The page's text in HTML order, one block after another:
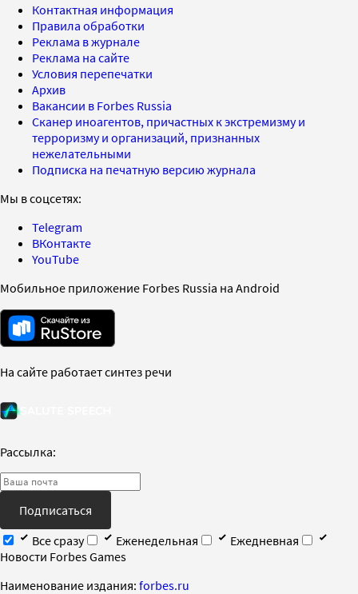
Контактная информация
Правила обработки
Реклама в журнале
Реклама на сайте
Условия перепечатки
Архив
Вакансии в Forbes Russia
Сканер иноагентов, причастных к экстремизму и
терроризму и организаций, признанных
нежелательными
Подписка на печатную версию журнала
Мы в соцсетях:
Telegram
ВКонтакте
YouTube
Мобильное приложение Forbes Russia на Android
На сайте работает синтез речи
Рассылка:
Подписаться
Все сразу
Еженедельная
Ежедневная
Новости Forbes Games
Наименование издания: forbes.ru